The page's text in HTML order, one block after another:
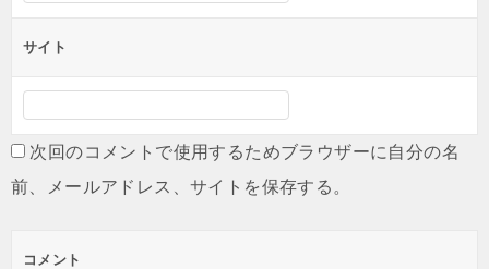
サイト
次回のコメントで使用するためブラウザーに自分の名
前、メールアドレス、サイトを保存する。
コメント